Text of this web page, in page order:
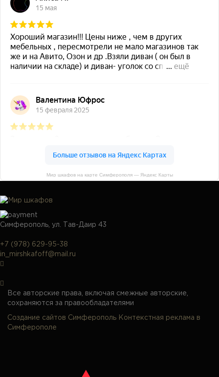
Мир шкафов на карте Симферополя — Яндекс Карты
Симферополь, ул. Тав-Даир 43
+7 (978) 629-95-38
in_mirshkafoff@mail.ru
Все авторские права, включая смежные авторские,
сохраняются за правообладателями
Создание сайтов Симферополь Контекстная реклама в
Симферополе